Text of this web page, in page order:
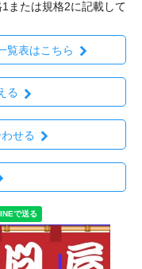
または規格2に記載して
覧表はこちら
る
せる